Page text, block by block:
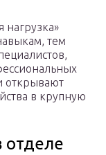
нагрузка»
тем
открывают
в крупную
отделе